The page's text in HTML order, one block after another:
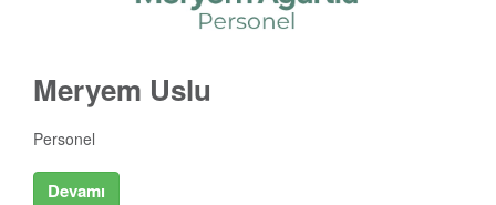
Meryem Uslu
Personel
Devamı